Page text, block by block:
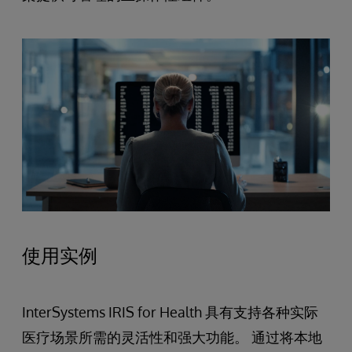
使用实例
InterSystems IRIS for Health 具有支持各种实际
医疗场景所需的灵活性和强大功能。 通过将本地